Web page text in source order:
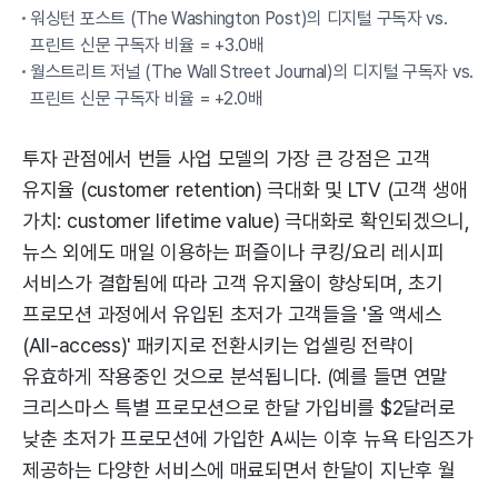
워싱턴 포스트 (The Washington Post)의 디지털 구독자 vs.
프린트 신문 구독자 비율 = +3.0배
월스트리트 저널 (The Wall Street Journal)의 디지털 구독자 vs.
프린트 신문 구독자 비율 = +2.0배
투자 관점에서 번들 사업 모델의 가장 큰 강점은 고객
유지율 (customer retention) 극대화 및 LTV (고객 생애
가치: customer lifetime value) 극대화로 확인되겠으니,
뉴스 외에도 매일 이용하는 퍼즐이나 쿠킹/요리 레시피
서비스가 결합됨에 따라 고객 유지율이 향상되며, 초기
프로모션 과정에서 유입된 초저가 고객들을 '올 액세스
(All-access)' 패키지로 전환시키는 업셀링 전략이
유효하게 작용중인 것으로 분석됩니다. (예를 들면 연말
크리스마스 특별 프로모션으로 한달 가입비를 $2달러로
낮춘 초저가 프로모션에 가입한 A씨는 이후 뉴욕 타임즈가
제공하는 다양한 서비스에 매료되면서 한달이 지난후 월